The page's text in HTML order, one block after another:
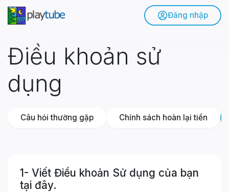
Đăng nhập
Điều khoản sử
dụng
Câu hỏi thường gặp Chính sách hoàn lại tiền
1- Viết Điều khoản Sử dụng của bạn
tại đây.